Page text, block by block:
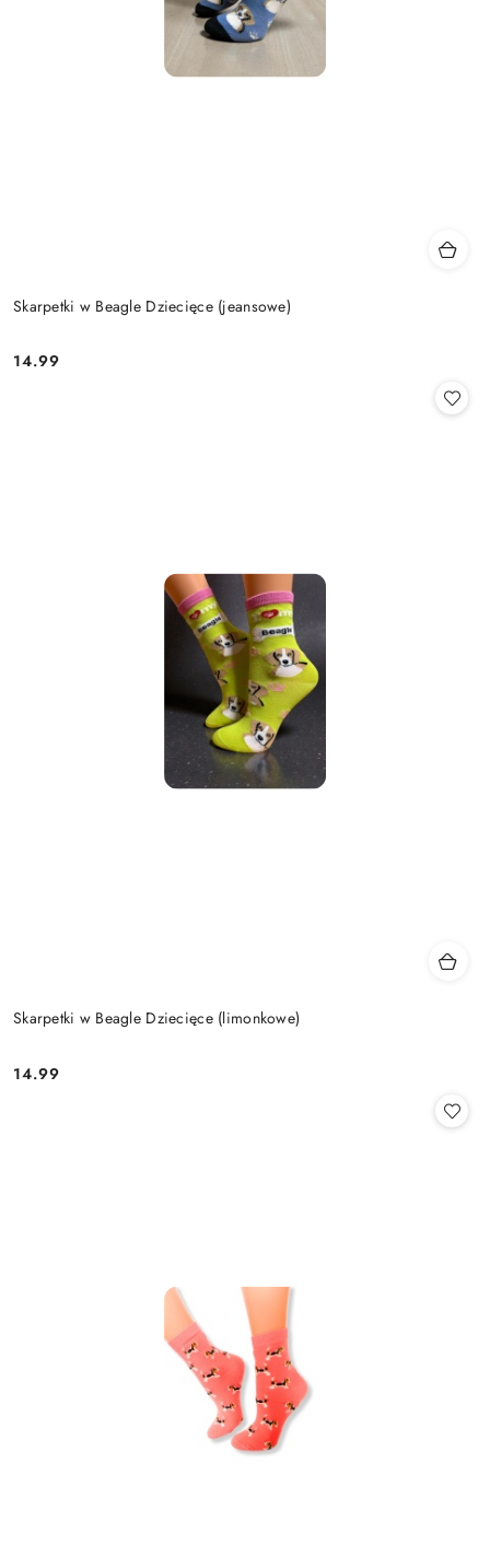
Skarpetki w Beagle Dziecięce (jeansowe)
Cena:
14.99
Skarpetki w Beagle Dziecięce (limonkowe)
Cena:
14.99